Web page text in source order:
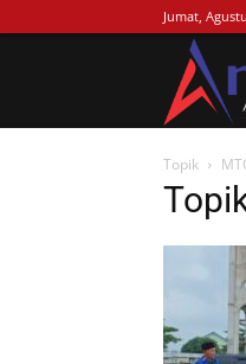
Jumat,
Topik